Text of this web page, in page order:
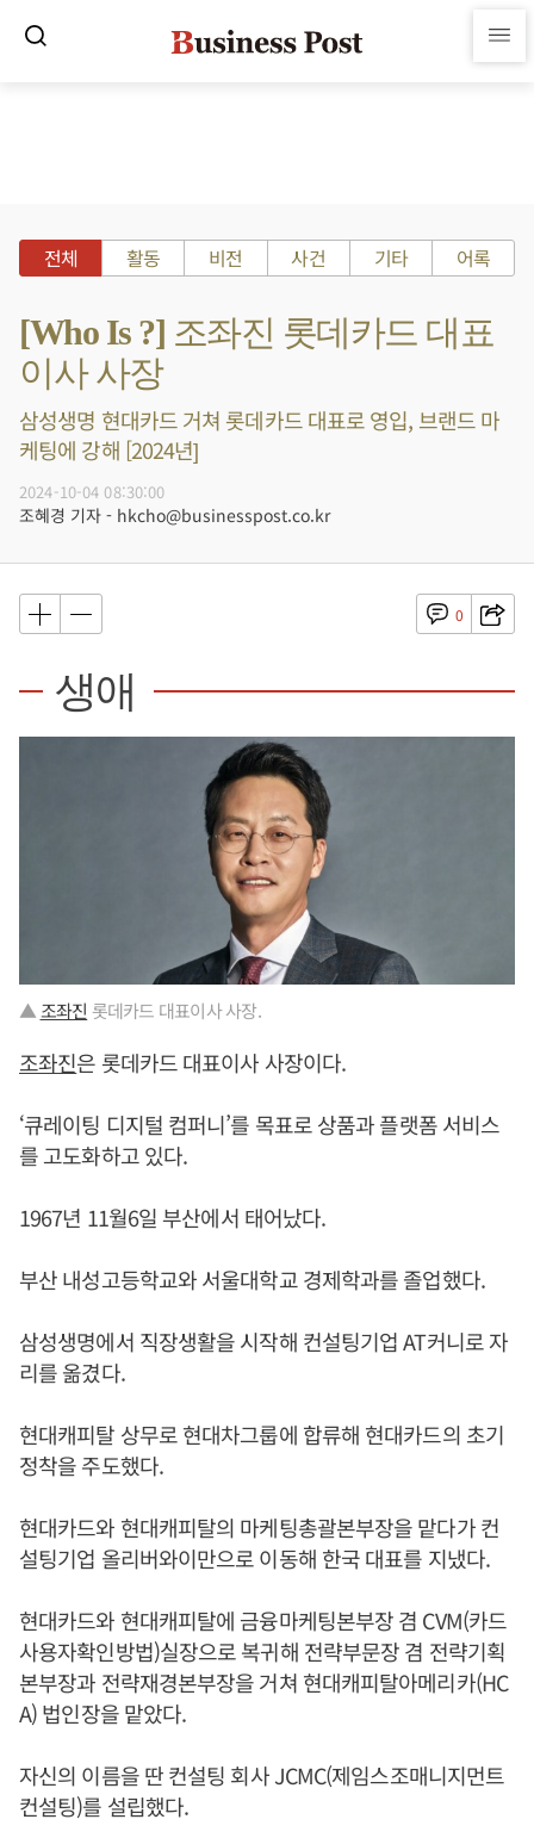
전체 활동 비전 사건 기타 어록
[Who Is ?] 조좌진 롯데카드 대표
이사 사장
삼성생명 현대카드 거쳐 롯데카드 대표로 영입, 브랜드 마
케팅에 강해 [2024년]
2024-10-04 08:30:00
조혜경 기자 - hkcho@businesspost.co.kr
0
생애
▲조좌진 롯데카드 대표이사 사장.
조좌진은 롯데카드 대표이사 사장이다.
‘큐레이팅 디지털 컴퍼니’를 목표로 상품과 플랫폼 서비스
를 고도화하고 있다.
1967년 11월6일 부산에서 태어났다.
부산 내성고등학교와 서울대학교 경제학과를 졸업했다.
삼성생명에서 직장생활을 시작해 컨설팅기업 AT커니로 자
리를 옮겼다.
현대캐피탈 상무로 현대차그룹에 합류해 현대카드의 초기
정착을 주도했다.
현대카드와 현대캐피탈의 마케팅총괄본부장을 맡다가 컨
설팅기업 올리버와이만으로 이동해 한국 대표를 지냈다.
현대카드와 현대캐피탈에 금융마케팅본부장 겸 CVM(카드
사용자확인방법)실장으로 복귀해 전략부문장 겸 전략기획
본부장과 전략재경본부장을 거쳐 현대캐피탈아메리카(HC
A) 법인장을 맡았다.
자신의 이름을 딴 컨설팅 회사 JCMC(제임스조매니지먼트
컨설팅)를 설립했다.